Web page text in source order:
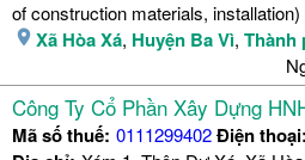
of construction materials, installation)
Xã Hòa Xá, Huyện Ba Vì, Thành
Công Ty Cổ Phần Xây Dựng
Mã số thuế: 0111299402Điện thoại: